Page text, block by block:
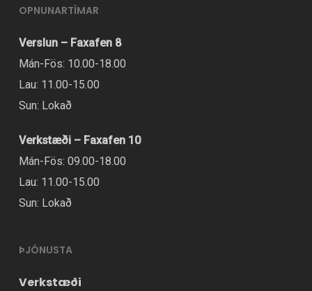
OPNUNARTÍMAR
Verslun – Faxafen 8
Mán-Fös: 10.00-18.00
Lau: 11.00-15.00
Sun: Lokað
Verkstæði – Faxafen 10
Mán-Fös: 09.00-18.00
Lau: 11.00-15.00
Sun: Lokað
ÞJÓNUSTA
Verkstæði